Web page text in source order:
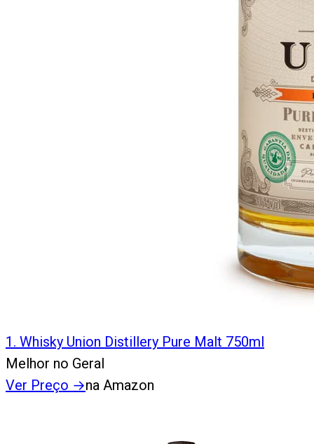
1 . Whisky Union Distillery Pure Malt 750ml
Melhor no Geral
Ver Preço →na Amazon